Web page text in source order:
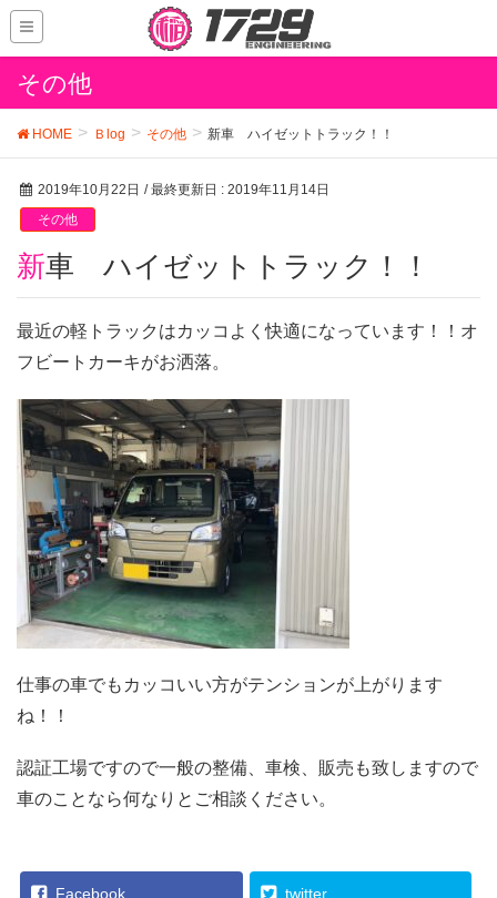
その他
HOME Ｂlog その他 新車 ハイゼットトラック！！
2019年10月22日 / 最終更新日 : 2019年11月14日
その他
新車 ハイゼットトラック！！
最近の軽トラックはカッコよく快適になっています！！オ
フビートカーキがお洒落。
仕事の車でもカッコいい方がテンションが上がります
ね！！
認証工場ですので一般の整備、車検、販売も致しますので
車のことなら何なりとご相談ください。
Facebook twitter